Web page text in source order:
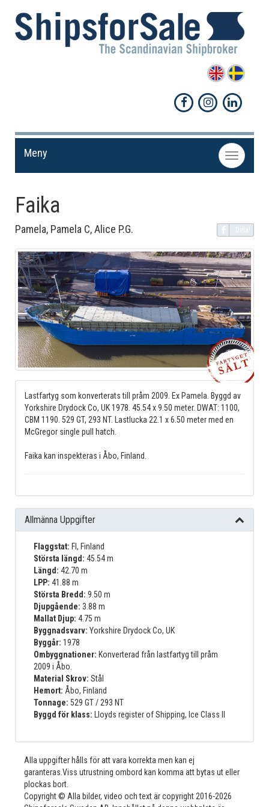
Toggle
navigation
Meny
Faika
Pamela, Pamela C, Alice P.G. Dela!
Lastfartyg som konverterats till pråm 2009. Ex Pamela. Byggd av
Yorkshire Drydock Co, UK 1978. 45.54 x 9.50 meter. DWAT: 1100,
CBM 1190. 529 GT, 293 NT. Lastlucka 22.1 x 6.50 meter med en
McGregor single pull hatch.
Faika kan inspekteras i Åbo, Finland.
Allmänna Uppgifter
Flaggstat: FI, Finland
Största längd: 45.54 m
Längd: 42.70 m
LPP: 41.88 m
Största Bredd: 9.50 m
Djupgående: 3.88 m
Mallat Djup: 4.75 m
Byggnadsvarv: Yorkshire Drydock Co, UK
Byggår: 1978
Ombyggnationer: Konverterad från lastfartyg till pråm
2009 i Åbo.
Material Skrov: Stål
Hemort: Åbo, Finland
Tonnage: 529 GT / 293 NT
Byggd för klass: Lloyds register of Shipping, Ice Class II
Alla uppgifter hålls för att vara korrekta men kan ej
garanteras.Viss utrustning ombord kan komma att bytas ut eller
plockas bort.
Copyright © Alla bilder, video och text är copyright 2016-2026